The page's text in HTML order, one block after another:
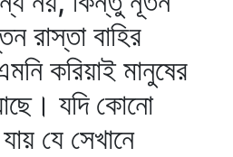
রাস্তা বাহির
করিয়াই মানুষের
যদি কোনো
যে সেখানে